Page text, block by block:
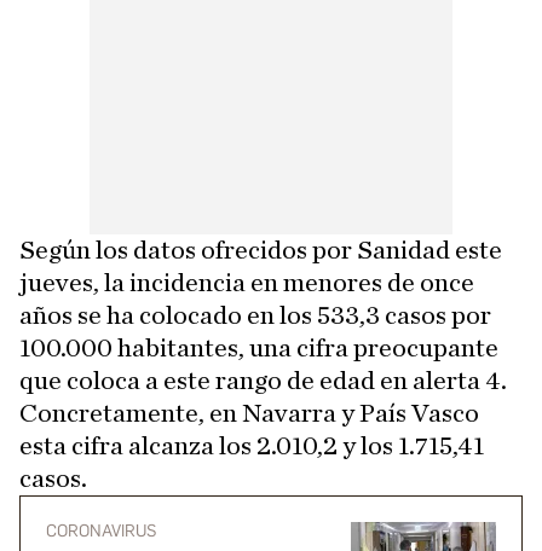
Según los datos ofrecidos por Sanidad este
jueves, la incidencia en menores de once
años se ha colocado en los 533,3 casos por
100.000 habitantes, una cifra preocupante
que coloca a este rango de edad en alerta 4.
Concretamente, en Navarra y País Vasco
esta cifra alcanza los 2.010,2 y los 1.715,41
casos.
CORONAVIRUS